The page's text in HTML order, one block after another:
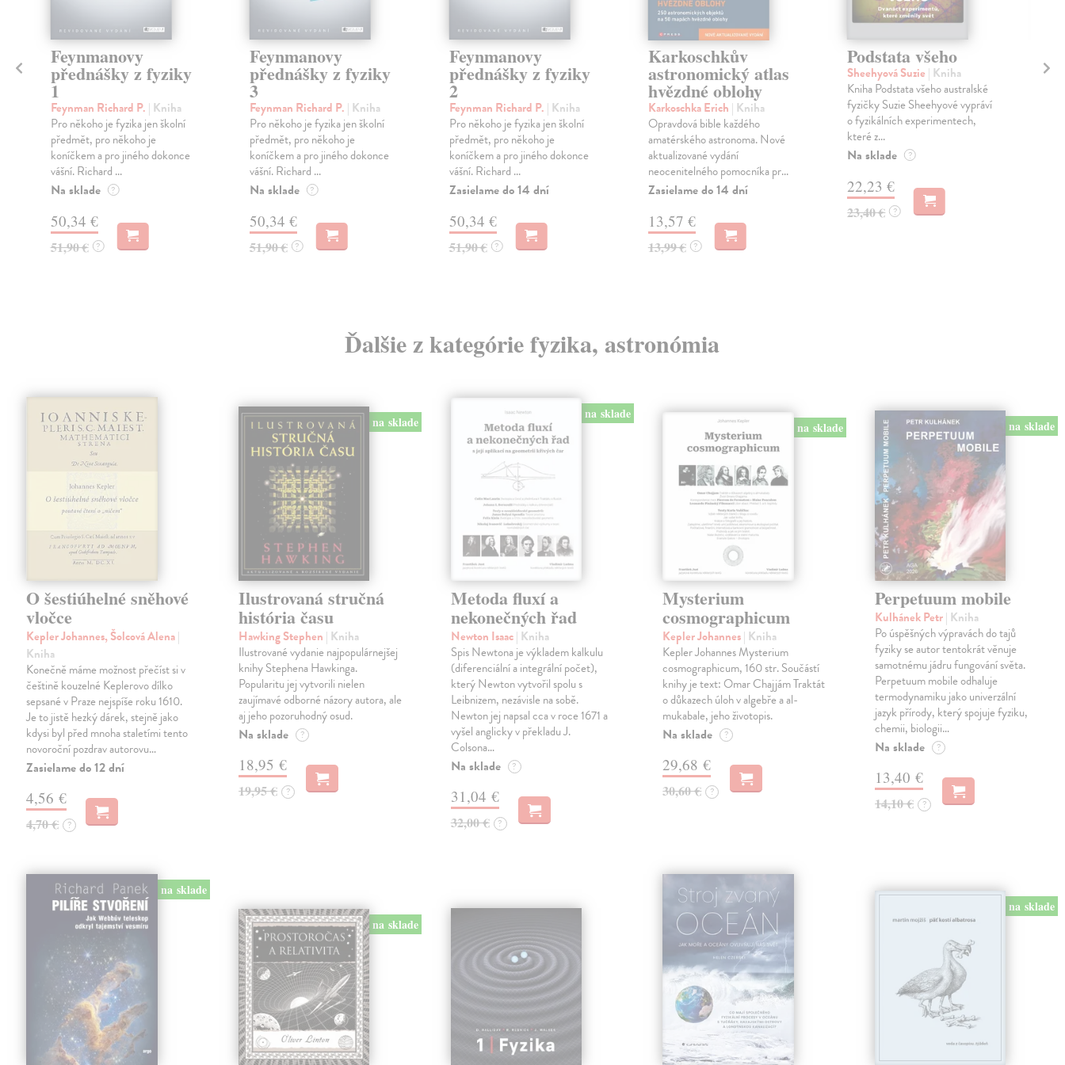
Feynmanovy
přednášky z fyziky
1
Feynman Richard P. | Kniha
Pro někoho je fyzika jen školní
předmět, pro někoho je
koníčkem a pro jiného dokonce
vášní. Richard ...
Na sklade ?
50,34 €
51,90 € ?
Feynmanovy
přednášky z fyziky
3
Feynman Richard P. | Kniha
Pro někoho je fyzika jen školní
předmět, pro někoho je
koníčkem a pro jiného dokonce
vášní. Richard ...
Na sklade ?
50,34 €
51,90 € ?
Feynmanovy
přednášky z fyziky
2
Feynman Richard P. | Kniha
Pro někoho je fyzika jen školní
předmět, pro někoho je
koníčkem a pro jiného dokonce
vášní. Richard ...
Zasielame do 14 dní
50,34 €
51,90 € ?
Karkoschkův
astronomický atlas
hvězdné oblohy
Karkoschka Erich | Kniha
Opravdová bible každého
amatérského astronoma. Nové
aktualizované vydání
neocenitelného pomocníka pr...
Zasielame do 14 dní
13,57 €
13,99 € ?
Podstata všeho
Sheehyová Suzie | Kniha
Kniha Podstata všeho australské
fyzičky Suzie Sheehyové vypráví
o fyzikálních experimentech,
které z...
Na sklade ?
22,23 €
23,40 € ?
Ďalšie z kategórie fyzika, astronómia
O šestiúhelné sněhové
vločce
Kepler Johannes, Šolcová Alena|
Kniha
Konečně máme možnost přečíst si v
češtině kouzelné Keplerovo dílko
sepsané v Praze nejspíše roku 1610.
Je to jistě hezký dárek, stejně jako
kdysi byl před mnoha staletími tento
novoroční pozdrav autorovu…
Zasielame do 12 dní
4,56 €
4,70 € ?
na sklade
Ilustrovaná stručná
história času
Hawking Stephen | Kniha
Ilustrované vydanie najpopulárnejšej
knihy Stephena Hawkinga.
Popularitu jej vytvorili nielen
zaujímavé odborné názory autora, ale
aj jeho pozoruhodný osud.
Na sklade ?
18,95 €
19,95 € ?
na sklade
Metoda fluxí a
nekonečných řad
Newton Isaac| Kniha
Spis Newtona je výkladem kalkulu
(diferenciální a integrální počet),
který Newton vytvořil spolu s
Leibnizem, nezávisle na sobě.
Newton jej napsal cca v roce 1671 a
vyšel anglicky v překladu J.
Colsona…
Na sklade ?
31,04 €
32,00 € ?
na sklade
Mysterium
cosmographicum
Kepler Johannes| Kniha
Kepler Johannes Mysterium
cosmographicum, 160 str. Součástí
knihy je text: Omar Chajjám Traktát
o důkazech úloh v algebře a al-
mukabale, jeho životopis.
Na sklade ?
29,68 €
30,60 € ?
na sklade
Perpetuum mobile
Kulhánek Petr| Kniha
Po úspěšných výpravách do tajů
fyziky se autor tentokrát věnuje
samotnému jádru fungování světa.
Perpetuum mobile odhaluje
termodynamiku jako univerzální
jazyk přírody, který spojuje fyziku,
chemii, biologii…
Na sklade ?
13,40 €
14,10 € ?
na sklade
na sklade
na sklade